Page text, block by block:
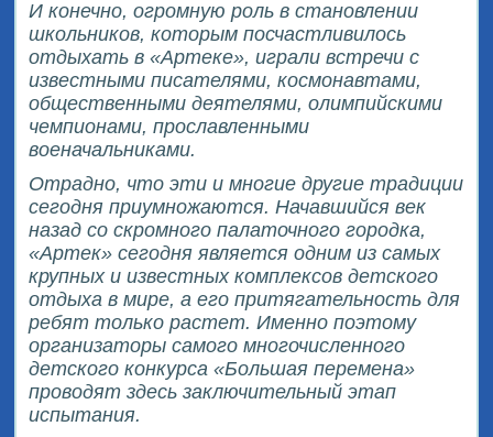
И конечно, огромную роль в становлении
школьников, которым посчастливилось
отдыхать в «Артеке», играли встречи с
известными писателями, космонавтами,
общественными деятелями, олимпийскими
чемпионами, прославленными
военачальниками.
Отрадно, что эти и многие другие традиции
сегодня приумножаются. Начавшийся век
назад со скромного палаточного городка,
«Артек» сегодня является одним из самых
крупных и известных комплексов детского
отдыха в мире, а его притягательность для
ребят только растет. Именно поэтому
организаторы самого многочисленного
детского конкурса «Большая перемена»
проводят здесь заключительный этап
испытания.